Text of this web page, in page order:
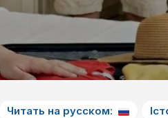
Читать на русском: